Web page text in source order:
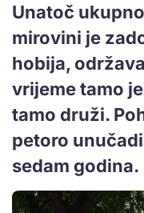
Unatoč
mirovini je
hobija,
vrijeme tamo
tamo druži.
petoro
sedam godina.